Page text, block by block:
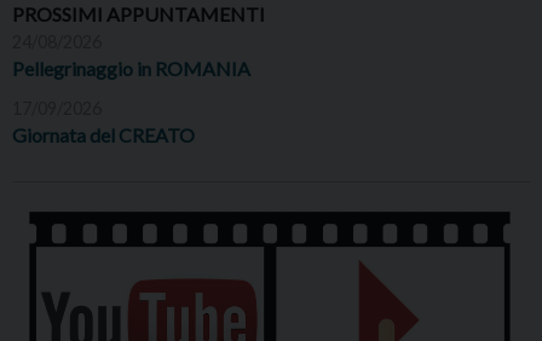
PROSSIMI APPUNTAMENTI
Pellegrinaggio in ROMANIA
Giornata del CREATO